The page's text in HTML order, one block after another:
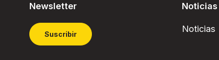
Newsletter
Suscribir
Noticias
Noticias